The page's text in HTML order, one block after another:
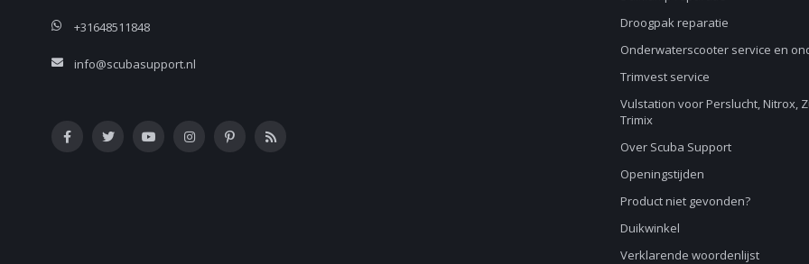
+31648511848
info@scubasupport.nl
Droogpak reparatie
Onderwaterscooter service en
Trimvest service
Vulstation voor Perslucht, Nitrox,
Trimix
Over Scuba Support
Openingstijden
Product niet gevonden?
Duikwinkel
Verklarende woordenlijst